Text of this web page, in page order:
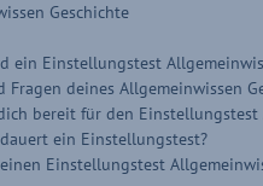
Geschichte
ein Einstellungstest
Fragen deines Allgemeinwissen
bereit für den Einstellungstest
ein Einstellungstest?
Einstellungstest